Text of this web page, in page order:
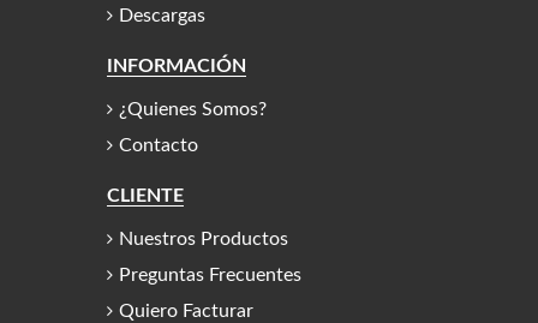
Descargas
INFORMACIÓN
¿Quienes Somos?
Contacto
CLIENTE
Nuestros Productos
Preguntas Frecuentes
Quiero Facturar